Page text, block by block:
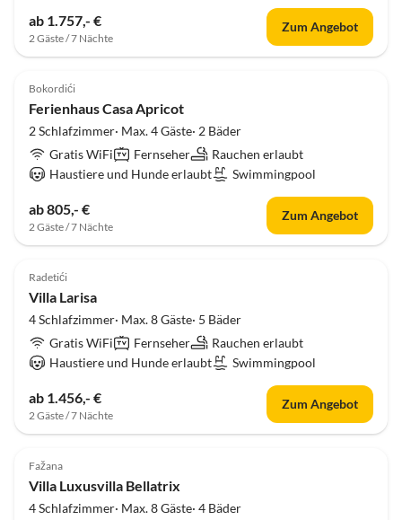
ab 1.757,- €
2 Gäste / 7 Nächte
Zum Angebot
Bokordići
Ferienhaus Casa Apricot
2 Schlafzimmer· Max. 4 Gäste· 2 Bäder
Gratis WiFi
Fernseher
Rauchen erlaubt
Haustiere und Hunde erlaubt
Swimmingpool
ab 805,- €
2 Gäste / 7 Nächte
Zum Angebot
Radetići
Villa Larisa
4 Schlafzimmer· Max. 8 Gäste· 5 Bäder
Gratis WiFi
Fernseher
Rauchen erlaubt
Haustiere und Hunde erlaubt
Swimmingpool
ab 1.456,- €
2 Gäste / 7 Nächte
Zum Angebot
Fažana
Villa Luxusvilla Bellatrix
4 Schlafzimmer· Max. 8 Gäste· 4 Bäder